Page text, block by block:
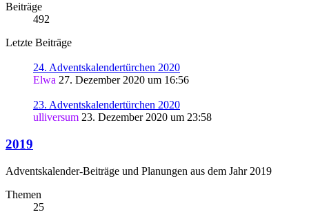
Beiträge
492
Letzte Beiträge
24. Adventskalendertürchen 2020
Elwa 27. Dezember 2020 um 16:56
23. Adventskalendertürchen 2020
ulliversum 23. Dezember 2020 um 23:58
2019
Adventskalender-Beiträge und Planungen aus dem Jahr 2019
Themen
25